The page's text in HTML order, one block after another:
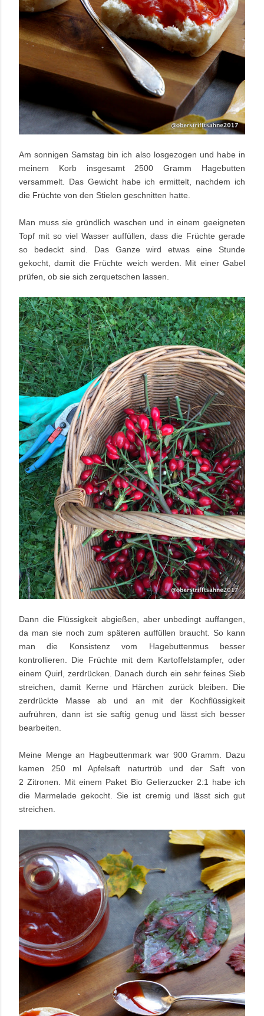
Am sonnigen Samstag bin ich also losgezogen und habe in
meinem Korb insgesamt 2500 Gramm Hagebutten
versammelt. Das Gewicht habe ich ermittelt, nachdem ich
die Früchte von den Stielen geschnitten hatte.
Man muss sie gründlich waschen und in einem geeigneten
Topf mit so viel Wasser auffüllen, dass die Früchte gerade
so bedeckt sind. Das Ganze wird etwas eine Stunde
gekocht, damit die Früchte weich werden. Mit einer Gabel
prüfen, ob sie sich zerquetschen lassen.
Dann die Flüssigkeit abgießen, aber unbedingt auffangen,
da man sie noch zum späteren auffüllen braucht. So kann
man die Konsistenz vom Hagebuttenmus besser
kontrollieren. Die Früchte mit dem Kartoffelstampfer, oder
einem Quirl, zerdrücken. Danach durch ein sehr feines Sieb
streichen, damit Kerne und Härchen zurück bleiben. Die
zerdrückte Masse ab und an mit der Kochflüssigkeit
aufrühren, dann ist sie saftig genug und lässt sich besser
bearbeiten.
Meine Menge an Hagbeuttenmark war 900 Gramm. Dazu
kamen 250 ml Apfelsaft naturtrüb und der Saft von
2 Zitronen. Mit einem Paket Bio Gelierzucker 2:1 habe ich
die Marmelade gekocht. Sie ist cremig und lässt sich gut
streichen.